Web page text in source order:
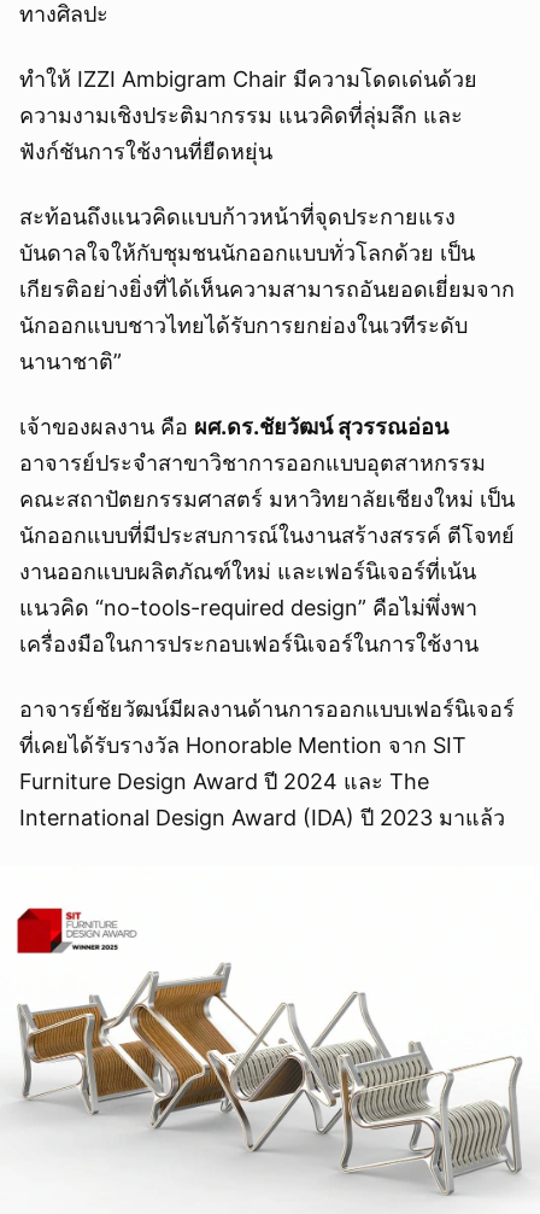
ทางศิลปะ
ทำให้ IZZI Ambigram Chair มีความโดดเด่นด้วย
ความงามเชิงประติมากรรม แนวคิดที่ลุ่มลึก และ
ฟังก์ชันการใช้งานที่ยืดหยุ่น
สะท้อนถึงแนวคิดแบบก้าวหน้าที่จุดประกายแรง
บันดาลใจให้กับชุมชนนักออกแบบทั่วโลกด้วย เป็น
เกียรติอย่างยิ่งที่ได้เห็นความสามารถอันยอดเยี่ยมจาก
นักออกแบบชาวไทยได้รับการยกย่องในเวทีระดับ
นานาชาติ”
เจ้าของผลงาน คือ ผศ.ดร.ชัยวัฒน์ สุวรรณอ่อน
อาจารย์ประจำสาขาวิชาการออกแบบอุตสาหกรรม
คณะสถาปัตยกรรมศาสตร์ มหาวิทยาลัยเชียงใหม่ เป็น
นักออกแบบที่มีประสบการณ์ในงานสร้างสรรค์ ตีโจทย์
งานออกแบบผลิตภัณฑ์ใหม่ และเฟอร์นิเจอร์ที่เน้น
แนวคิด “no-tools-required design” คือไม่พึ่งพา
เครื่องมือในการประกอบเฟอร์นิเจอร์ในการใช้งาน
อาจารย์ชัยวัฒน์มีผลงานด้านการออกแบบเฟอร์นิเจอร์
ที่เคยได้รับรางวัล Honorable Mention จาก SIT
Furniture Design Award ปี 2024 และ The
International Design Award (IDA) ปี 2023 มาแล้ว